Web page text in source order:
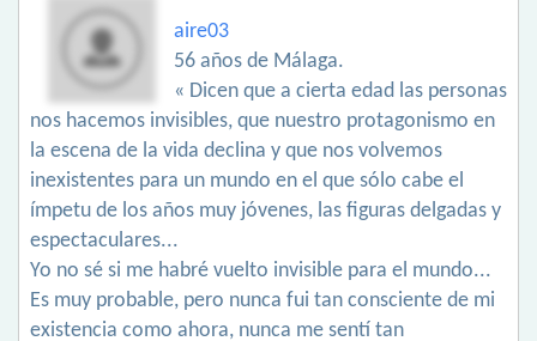
aire03
56 años de Málaga.
« Dicen que a cierta edad las personas
nos hacemos invisibles, que nuestro protagonismo en
la escena de la vida declina y que nos volvemos
inexistentes para un mundo en el que sólo cabe el
ímpetu de los años muy jóvenes, las figuras delgadas y
espectaculares...
Yo no sé si me habré vuelto invisible para el mundo...
Es muy probable, pero nunca fui tan consciente de mi
existencia como ahora, nunca me sentí tan